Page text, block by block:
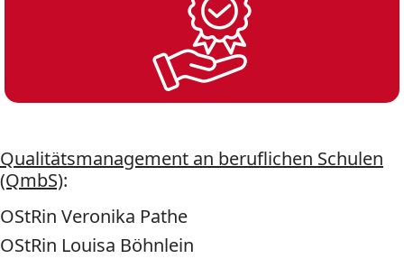
Qualitätsmanagement an beruflichen Schulen
(QmbS):
OStRin Veronika Pathe
OStRin Louisa Böhnlein